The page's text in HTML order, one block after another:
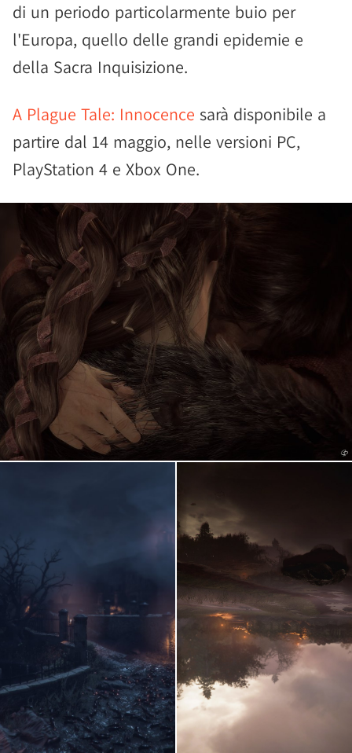
di un periodo particolarmente buio per
l'Europa, quello delle grandi epidemie e
della Sacra Inquisizione.
A Plague Tale: Innocence sarà disponibile a
partire dal 14 maggio, nelle versioni PC,
PlayStation 4 e Xbox One.